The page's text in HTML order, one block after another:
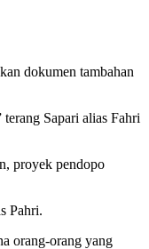
dokumen tambahan
Sapari alias Fahri
proyek pendopo
Pahri.
orang-orang yang